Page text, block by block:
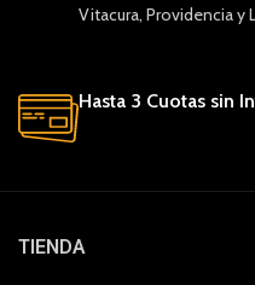
Vitacura, Providencia y
Hasta 3 Cuotas sin
TIENDA